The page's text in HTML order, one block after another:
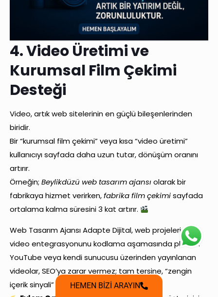
4. Video Üretimi ve
Kurumsal Film Çekimi
Desteği
Video, artık web sitelerinin en güçlü bileşenlerinden
biridir.
Bir “kurumsal film çekimi” veya kısa “video üretimi”
kullanıcıyı sayfada daha uzun tutar, dönüşüm oranını
artırır.
Örneğin; Beylikdüzü web tasarım ajansıolarak bir
fabrikaya hizmet verirken,fabrika film çekimisayfada
ortalama kalma süresini 3 kat artırır.
Web Tasarım Ajansı Adapte Dijital, web projelerinde
video entegrasyonunu kodlama aşamasında planlar.
YouTube veya kendi sunucusu üzerinden yayınlanan
videolar, SEO’ya zarar vermez; tam tersine, “zengin
içerik sinyali” oluşturur.HEMEN BİZİ ARAYIN